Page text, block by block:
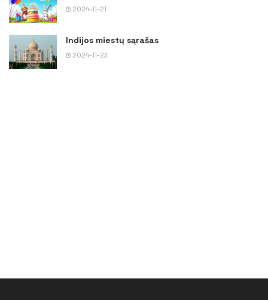
2024-11-21
Indijos miestų sąrašas
2024-11-23